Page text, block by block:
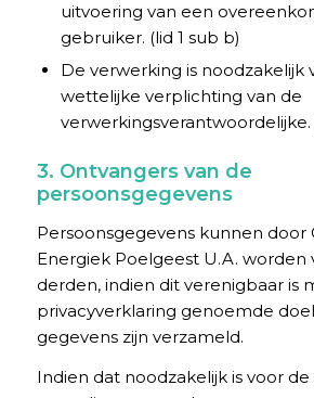
uitvoering van een
gebruiker. (lid 1 sub b)
De verwerking is noodzakelijk
wettelijke verplichting van de
verwerkingsverantwoordelijke.
3. Ontvangers van de
persoonsgegevens
Persoonsgegevens kunnen door
Energiek Poelgeest U.A. worden
derden, indien dit verenigbaar is
privacyverklaring genoemde
gegevens zijn verzameld.
Indien dat noodzakelijk is voor